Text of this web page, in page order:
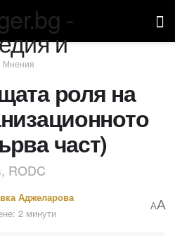
Мнения
роля на
част)
RODC
Аджеларова
2 минути
AA